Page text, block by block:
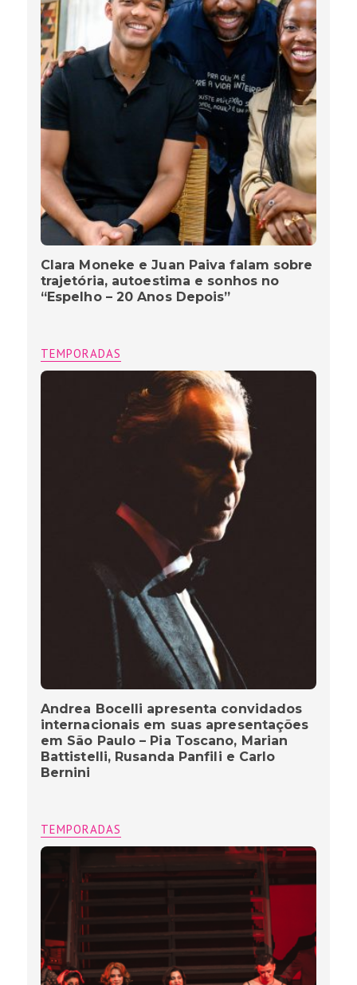
Clara Moneke e Juan Paiva falam sobre
trajetória, autoestima e sonhos no
“Espelho – 20 Anos Depois”
TEMPORADAS
Andrea Bocelli apresenta convidados
internacionais em suas apresentações
em São Paulo – Pia Toscano, Marian
Battistelli, Rusanda Panfili e Carlo
Bernini
TEMPORADAS